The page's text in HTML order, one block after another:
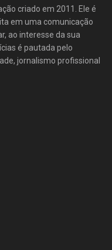
criado em 2011. Ele é
em uma comunicação
ao interesse da sua
é pautada pelo
jornalismo profissional